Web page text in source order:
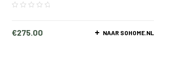
€275.00 NAAR SOHOME.NL